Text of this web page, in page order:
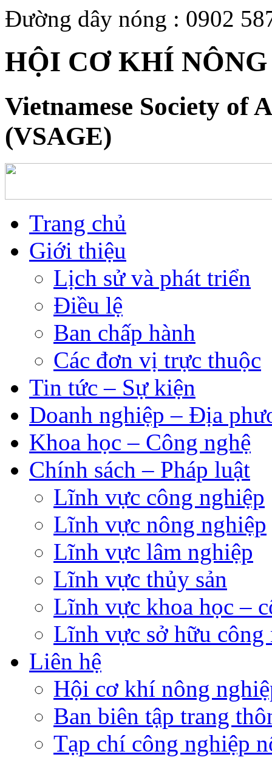
Đường dây nóng : 0902
HỘI CƠ KHÍ
Vietnamese Society of
(VSAGE)
Trang chủ
Giới thiệu
Lịch sử và phát triển
Điều lệ
Ban chấp hành
Các đơn vị trực thuộc
Tin tức – Sự kiện
Doanh nghiệp – Địa
Khoa học – Công nghệ
Chính sách – Pháp luật
Lĩnh vực công nghiệp
Lĩnh vực nông nghiệp
Lĩnh vực lâm nghiệp
Lĩnh vực thủy sản
Lĩnh vực khoa học –
Lĩnh vực sở hữu công
Liên hệ
Hội cơ khí nông
Ban biên tập trang
Tạp chí công nghiệp